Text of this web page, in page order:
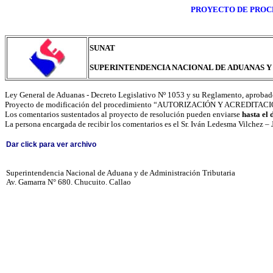
PROYECTO DE
SUNAT
SUPERINTENDENCIA NACIONAL DE ADUANAS
Ley General de Aduanas - Decreto Legislativo Nº 1053 y su Reglamento,
Proyecto de modificación del procedimiento “AUTORIZACIÓN Y
Los comentarios sustentados al proyecto de resolución pueden enviarse hasta el
La persona encargada de recibir los comentarios es el Sr. Iván Ledesma
Dar click para ver archivo
Superintendencia Nacional de Aduana y de Administración Tributaria
Av. Gamarra N° 680. Chucuito. Callao